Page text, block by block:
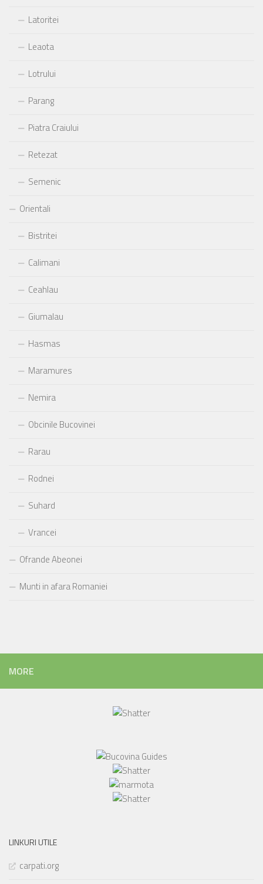
Latoritei
Leaota
Lotrului
Parang
Piatra Craiului
Retezat
Semenic
Orientali
Bistritei
Calimani
Ceahlau
Giumalau
Hasmas
Maramures
Nemira
Obcinile Bucovinei
Rarau
Rodnei
Suhard
Vrancei
Ofrande Abeonei
Munti in afara Romaniei
MORE
LINKURI UTILE
carpati.org